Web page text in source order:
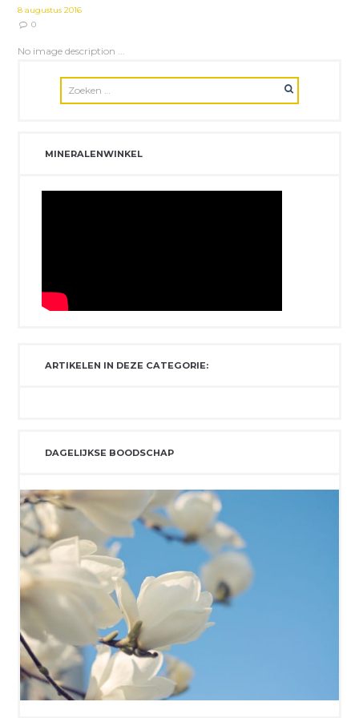
8 augustus 2016
0
No image description ...
MINERALENWINKEL
ARTIKELEN IN DEZE CATEGORIE:
DAGELIJKSE BOODSCHAP